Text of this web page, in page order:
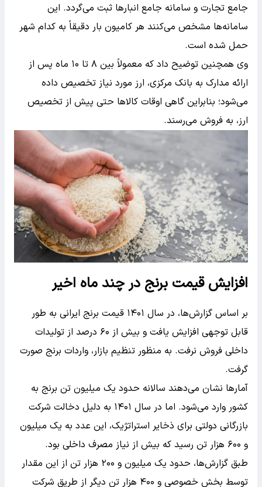
جامع تجارت و سامانه جامع انبارها ثبت می‌گردد. این
سامانه‌ها مشخص می‌کنند هر کامیون بار دقیقاً به کدام شهر
حمل شده است.
وی همچنین توضیح داد که معمولاً بین ۸ تا ۱۰ ماه پس از
ارائه مدارک به بانک مرکزی، ارز مورد نیاز تخصیص داده
می‌شود؛ بنابراین گاهی اوقات کالاها حتی پیش از تخصیص
ارز، به فروش می‌رسند.
افزایش قیمت برنج در چند ماه اخیر
بر اساس گزارش‌ها، در سال ۱۴۰۱ قیمت برنج ایرانی به طور
قابل توجهی افزایش یافت و بیش از ۶۰ درصد از تولیدات
داخلی فروش نرفت. به منظور تنظیم بازار، واردات برنج صورت
گرفت.
آمارها نشان می‌دهند سالانه حدود یک میلیون تن برنج به
کشور وارد می‌شود. اما در سال ۱۴۰۱ به دلیل دخالت شرکت
بازرگانی دولتی برای ذخایر استراتژیک، این عدد به یک میلیون
و ۶۰۰ هزار تن رسید که بیش از نیاز مصرف داخلی بود.
طبق گزارش‌ها، حدود یک میلیون و ۲۰۰ هزار تن از این مقدار
توسط بخش خصوصی و ۴۰۰ هزار تن دیگر از طریق شرکت